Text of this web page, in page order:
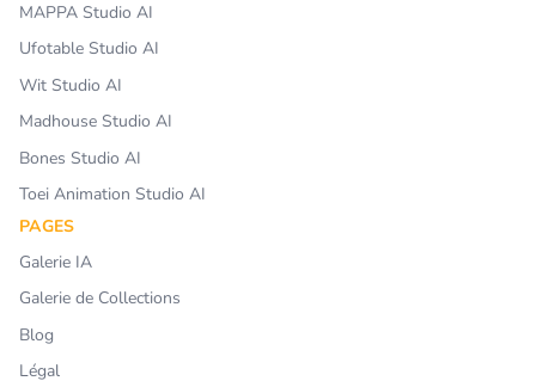
MAPPA Studio AI
Ufotable Studio AI
Wit Studio AI
Madhouse Studio AI
Bones Studio AI
Toei Animation Studio AI
PAGES
Galerie IA
Galerie de Collections
Blog
Légal